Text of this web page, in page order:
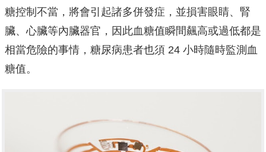
糖控制不當，將會引起諸多併發症，並損害眼睛、腎
臟、心臟等內臟器官，因此血糖值瞬間飆高或過低都是
相當危險的事情，糖尿病患者也須 24 小時隨時監測血
糖值。